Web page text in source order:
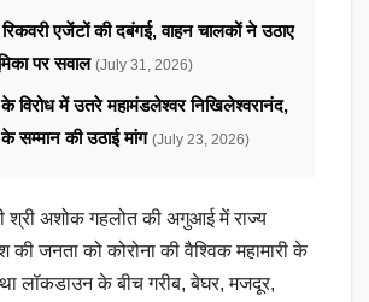
एजेंटों की दबंगई, वाहन चालकों ने उठाए
पर सवाल (July 31, 2026)
विरोध में उतरे महामंडलेश्वर निखिलेश्वरानंद,
सम्मान की उठाई मांग (July 23, 2026)
श्री अशोक गहलोत की अगुआई में राज्य
की जनता को कोरोना की वैश्विक महामारी के
लॉकडाउन के बीच गरीब, बेघर, मजदूर,